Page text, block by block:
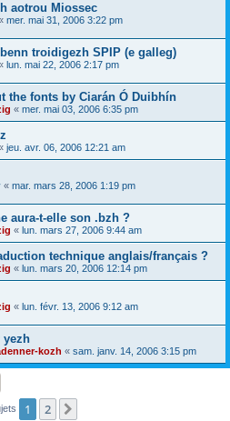
aotrou Miossec
mer. mai 31, 2006 3:22 pm
troidigezh SPIP (e galleg)
lun. mai 22, 2006 2:17 pm
the fonts by Ciarán Ó Duibhín
« mer. mai 03, 2006 6:35 pm
jeu. avr. 06, 2006 12:21 am
« mar. mars 28, 2006 1:19 pm
aura-t-elle son .bzh ?
« lun. mars 27, 2006 9:44 am
technique anglais/français ?
« lun. mars 20, 2006 12:14 pm
« lun. févr. 13, 2006 9:12 am
yezh
kozh « sam. janv. 14, 2006 3:15 pm
1 2